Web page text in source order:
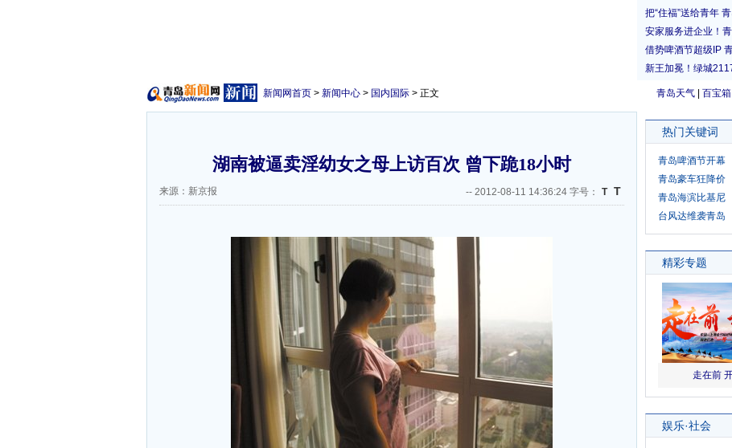
青岛天气 百宝箱
新闻网首页 > 新闻中心 > 国内国际 > 正文
湖南被逼卖淫幼女之母上访百次 曾下跪18小时
来源：新京报 -- 2012-08-11 14:36:24 字号： T T
热门关键词
青岛啤酒节开幕
青岛豪车狂降价
青岛海滨比基尼
台风达维袭青岛